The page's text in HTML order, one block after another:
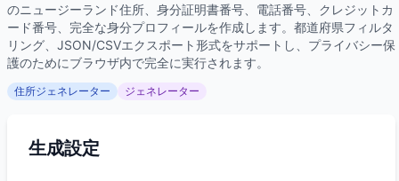
のニュージーランド住所、身分証明書番号、電話番号、クレジットカ
ード番号、完全な身分プロフィールを作成します。都道府県フィルタ
リング、JSON/CSVエクスポート形式をサポートし、プライバシー保
護のためにブラウザ内で完全に実行されます。
住所ジェネレーター ジェネレーター
生成設定